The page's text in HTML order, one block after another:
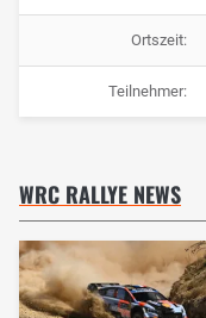
Ortszeit:
Teilnehmer:
WRC RALLYE NEWS